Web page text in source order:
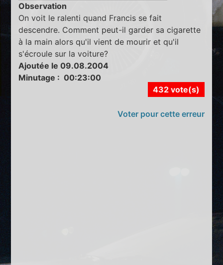
Observation
On voit le ralenti quand Francis se fait
descendre. Comment peut-il garder sa cigarette
à la main alors qu'il vient de mourir et qu'il
s'écroule sur la voiture?
Ajoutée le 09.08.2004
Minutage : 00:23:00
432 vote(s)
Voter pour cette erreur